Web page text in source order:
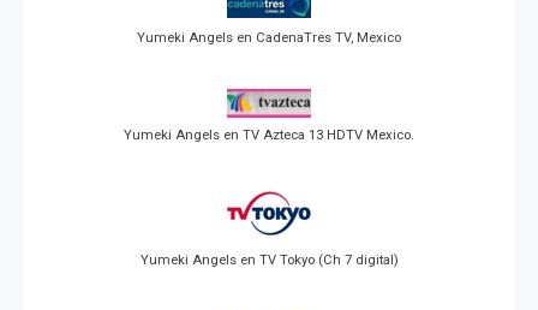
Yumeki Angels en CadenaTres TV, Mexico
Yumeki Angels en TV Azteca 13 HDTV Mexico.
Yumeki Angels en TV Tokyo (Ch 7 digital)